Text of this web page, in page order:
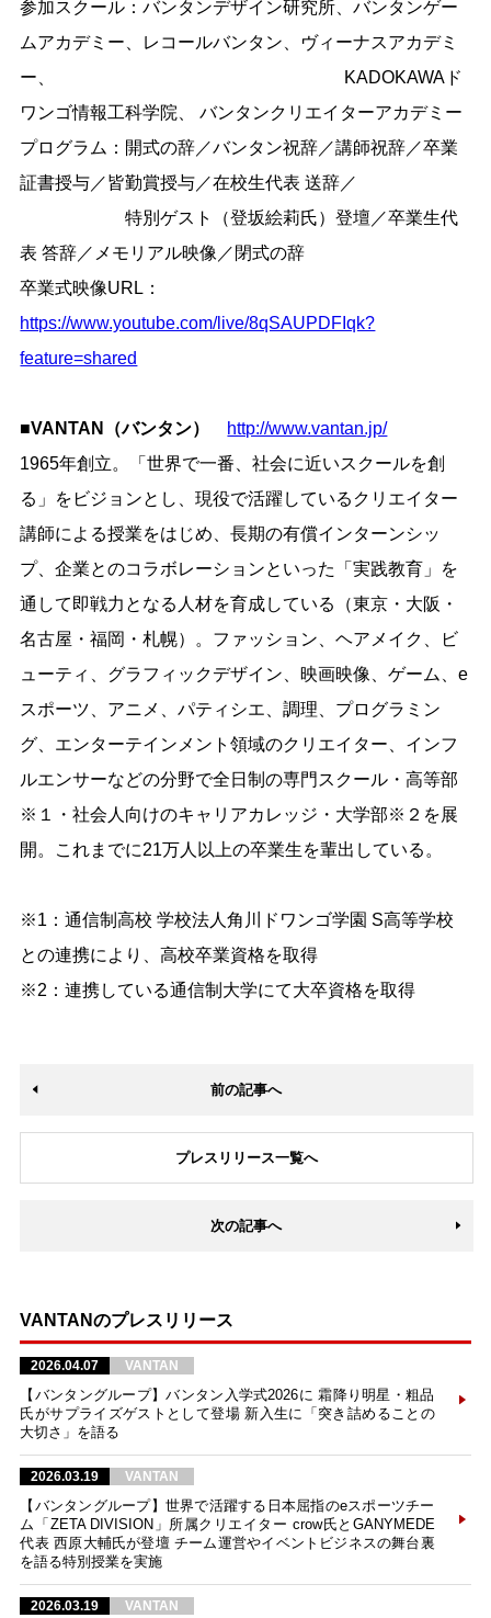
参加スクール：バンタンデザイン研究所、バンタンゲー
ムアカデミー、レコールバンタン、ヴィーナスアカデミ
ー、 KADOKAWAド
ワンゴ情報工科学院、 バンタンクリエイターアカデミー
プログラム：開式の辞／バンタン祝辞／講師祝辞／卒業
証書授与／皆勤賞授与／在校生代表 送辞／
特別ゲスト（登坂絵莉氏）登壇／卒業生代
表 答辞／メモリアル映像／閉式の辞
卒業式映像URL：
https://www.youtube.com/live/8qSAUPDFIqk?
feature=shared
■VANTAN（バンタン）
http://www.vantan.jp/
1965年創立。「世界で一番、社会に近いスクールを創
る」をビジョンとし、現役で活躍しているクリエイター
講師による授業をはじめ、長期の有償インターンシッ
プ、企業とのコラボレーションといった「実践教育」を
通して即戦力となる人材を育成している（東京・大阪・
名古屋・福岡・札幌）。ファッション、ヘアメイク、ビ
ューティ、グラフィックデザイン、映画映像、ゲーム、e
スポーツ、アニメ、パティシエ、調理、プログラミン
グ、エンターテインメント領域のクリエイター、インフ
ルエンサーなどの分野で全日制の専門スクール・高等部
※１・社会人向けのキャリアカレッジ・大学部※２を展
開。これまでに21万人以上の卒業生を輩出している。
※1：通信制高校 学校法人角川ドワンゴ学園 S高等学校
との連携により、高校卒業資格を取得
※2：連携している通信制大学にて大卒資格を取得
前の記事へ
プレスリリース一覧へ
次の記事へ
VANTANのプレスリリース
2026.04.07 VANTAN
【バンタングループ】バンタン入学式2026に 霜降り明星・粗品
氏がサプライズゲストとして登場 新入生に「突き詰めることの
大切さ」を語る
2026.03.19 VANTAN
【バンタングループ】世界で活躍する日本屈指のeスポーツチー
ム「ZETA DIVISION」所属クリエイター crow氏とGANYMEDE
代表 西原大輔氏が登壇 チーム運営やイベントビジネスの舞台裏
を語る特別授業を実施
2026.03.19 VANTAN